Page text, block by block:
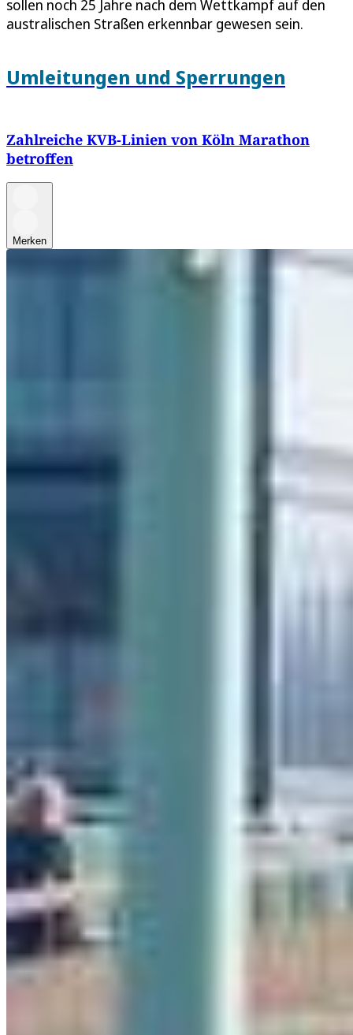
sollen noch 25 Jahre nach dem Wettkampf auf den
australischen Straßen erkennbar gewesen sein.
Umleitungen und Sperrungen
Zahlreiche KVB-Linien von Köln Marathon
betroffen
Merken